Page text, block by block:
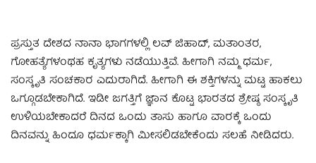
ಪ್ರಸ್ತುತ ದೇಶದ ನಾನಾ ಭಾಗಗಳಲ್ಲಿ ಲವ್ ಜಿಹಾದ್, ಮತಾಂತರ,
ಗೋಹತ್ಯೆಗಳಂಥಹ ಕೃತ್ಯಗಳು ನಡೆಯುತ್ತಿವೆ. ಹೀಗಾಗಿ ನಮ್ಮ ಧರ್ಮ,
ಸಂಸ್ಕೃತಿ ಸಂಚಕಾರ ಎದುರಾಗಿದೆ. ಹೀಗಾಗಿ ಈ ಶಕ್ತಿಗಳನ್ನು ಮಟ್ಟ ಹಾಕಲು
ಒಗ್ಗೂಡಬೇಕಾಗಿದೆ. ಇಡೀ ಜಗತ್ತಿಗೆ ಜ್ಞಾನ ಕೊಟ್ಟ ಭಾರತದ ಶ್ರೇಷ್ಠ ಸಂಸ್ಕೃತಿ
ಉಳಿಯಬೇಕಾದರೆ ದಿನದ ಒಂದು ತಾಸು ಹಾಗೂ ವಾರಕ್ಕೆ ಒಂದು
ದಿನವನ್ನು ಹಿಂದೂ ಧರ್ಮಕ್ಕಾಗಿ ಮೀಸಲಿಡಬೇಕೆಂದು ಸಲಹೆ ನೀಡಿದರು.